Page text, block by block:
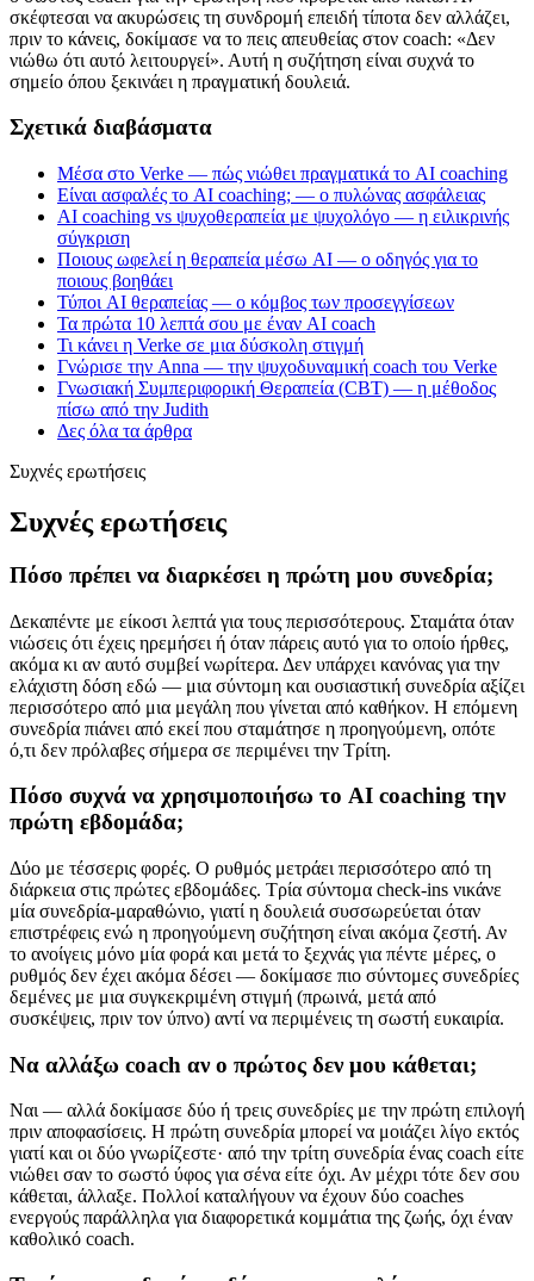
σκέφτεσαι να ακυρώσεις τη συνδρομή επειδή τίποτα δεν αλλάζει,
πριν το κάνεις, δοκίμασε να το πεις απευθείας στον coach: «Δεν
νιώθω ότι αυτό λειτουργεί». Αυτή η συζήτηση είναι συχνά το
σημείο όπου ξεκινάει η πραγματική δουλειά.
Σχετικά διαβάσματα
Μέσα στο Verke — πώς νιώθει πραγματικά το AI coaching
Είναι ασφαλές το AI coaching; — ο πυλώνας ασφάλειας
AI coaching vs ψυχοθεραπεία με ψυχολόγο — η ειλικρινής
σύγκριση
Ποιους ωφελεί η θεραπεία μέσω AI — ο οδηγός για το
ποιους βοηθάει
Τύποι AI θεραπείας — ο κόμβος των προσεγγίσεων
Τα πρώτα 10 λεπτά σου με έναν AI coach
Τι κάνει η Verke σε μια δύσκολη στιγμή
Γνώρισε την Anna — την ψυχοδυναμική coach του Verke
Γνωσιακή Συμπεριφορική Θεραπεία (CBT) — η μέθοδος
πίσω από την Judith
Δες όλα τα άρθρα
Συχνές ερωτήσεις
Συχνές ερωτήσεις
Πόσο πρέπει να διαρκέσει η πρώτη μου συνεδρία;
Δεκαπέντε με είκοσι λεπτά για τους περισσότερους. Σταμάτα όταν
νιώσεις ότι έχεις ηρεμήσει ή όταν πάρεις αυτό για το οποίο ήρθες,
ακόμα κι αν αυτό συμβεί νωρίτερα. Δεν υπάρχει κανόνας για την
ελάχιστη δόση εδώ — μια σύντομη και ουσιαστική συνεδρία αξίζει
περισσότερο από μια μεγάλη που γίνεται από καθήκον. Η επόμενη
συνεδρία πιάνει από εκεί που σταμάτησε η προηγούμενη, οπότε
ό,τι δεν πρόλαβες σήμερα σε περιμένει την Τρίτη.
Πόσο συχνά να χρησιμοποιήσω το AI coaching την
πρώτη εβδομάδα;
Δύο με τέσσερις φορές. Ο ρυθμός μετράει περισσότερο από τη
διάρκεια στις πρώτες εβδομάδες. Τρία σύντομα check-ins νικάνε
μία συνεδρία-μαραθώνιο, γιατί η δουλειά συσσωρεύεται όταν
επιστρέφεις ενώ η προηγούμενη συζήτηση είναι ακόμα ζεστή. Αν
το ανοίγεις μόνο μία φορά και μετά το ξεχνάς για πέντε μέρες, ο
ρυθμός δεν έχει ακόμα δέσει — δοκίμασε πιο σύντομες συνεδρίες
δεμένες με μια συγκεκριμένη στιγμή (πρωινά, μετά από
συσκέψεις, πριν τον ύπνο) αντί να περιμένεις τη σωστή ευκαιρία.
Να αλλάξω coach αν ο πρώτος δεν μου κάθεται;
Ναι — αλλά δοκίμασε δύο ή τρεις συνεδρίες με την πρώτη επιλογή
πριν αποφασίσεις. Η πρώτη συνεδρία μπορεί να μοιάζει λίγο εκτός
γιατί και οι δύο γνωρίζεστε· από την τρίτη συνεδρία ένας coach είτε
νιώθει σαν το σωστό ύφος για σένα είτε όχι. Αν μέχρι τότε δεν σου
κάθεται, άλλαξε. Πολλοί καταλήγουν να έχουν δύο coaches
ενεργούς παράλληλα για διαφορετικά κομμάτια της ζωής, όχι έναν
καθολικό coach.